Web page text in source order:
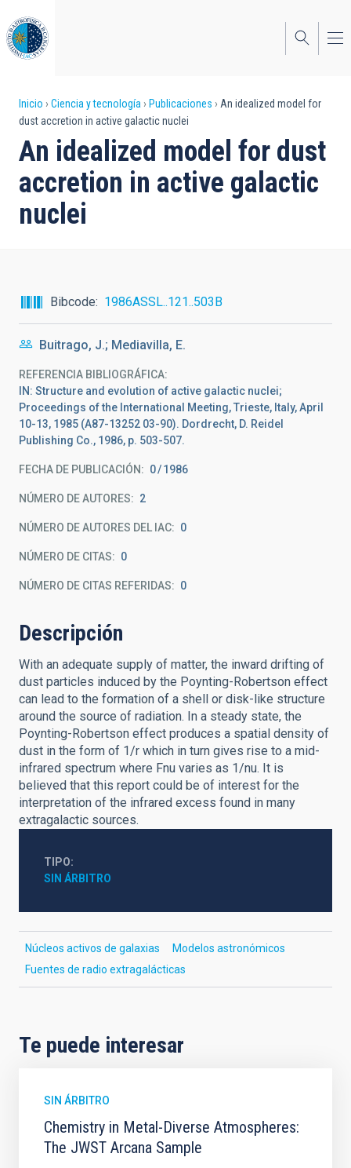
al
contenido
principal
Sobrescribir
enlaces
de
ayuda
a
Inicio Ciencia y tecnología Publicaciones
An idealized model for
dust accretion in active galactic nuclei
An idealized model for dust
accretion in active galactic
nuclei
Bibcode 1986ASSL..121..503B
Buitrago, J.; Mediavilla, E.
REFERENCIA BIBLIOGRÁFICA
IN: Structure and evolution of active galactic nuclei;
Proceedings of the International Meeting, Trieste, Italy, April
10-13, 1985 (A87-13252 03-90). Dordrecht, D. Reidel
Publishing Co., 1986, p. 503-507.
FECHA DE PUBLICACIÓN: 0 1986
NÚMERO DE AUTORES 2
NÚMERO DE AUTORES DEL IAC 0
NÚMERO DE CITAS 0
NÚMERO DE CITAS REFERIDAS 0
Descripción
With an adequate supply of matter, the inward drifting of
dust particles induced by the Poynting-Robertson effect
can lead to the formation of a shell or disk-like structure
around the source of radiation. In a steady state, the
Poynting-Robertson effect produces a spatial density of
dust in the form of 1/r which in turn gives rise to a mid-
infrared spectrum where Fnu varies as 1/nu. It is
believed that this report could be of interest for the
interpretation of the infrared excess found in many
extragalactic sources.
TIPO
SIN ÁRBITRO
Núcleos activos de galaxias
Modelos astronómicos
Fuentes de radio extragalácticas
Te puede interesar
SIN ÁRBITRO
Chemistry in Metal-Diverse Atmospheres:
The JWST Arcana Sample